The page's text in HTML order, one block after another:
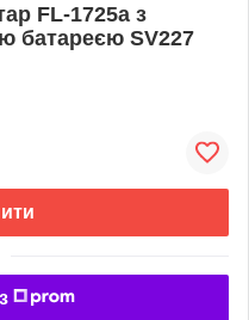
FL-1725a з
батареєю SV227